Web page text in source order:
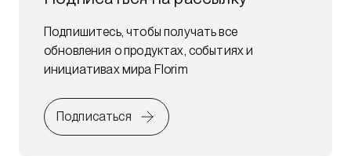
Подпишитесь, чтобы получать все
обновления о продуктах, событиях и
инициативах мира Florim
Подписаться